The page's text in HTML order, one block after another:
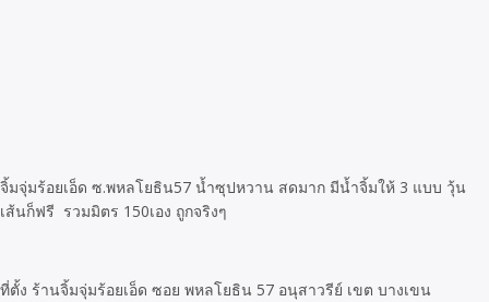
จิ้มจุ่มร้อยเอ็ด ซ.พหลโยธิน57 น้ำซุปหวาน สดมาก มีน้ำจิ้มให้ 3 แบบ วุ้น
เส้นก็ฟรี รวมมิตร 150เอง ถูกจริงๆ
ที่ตั้ง ร้านจิ้มจุ่มร้อยเอ็ด ซอย พหลโยธิน 57 อนุสาวรีย์ เขต บางเขน